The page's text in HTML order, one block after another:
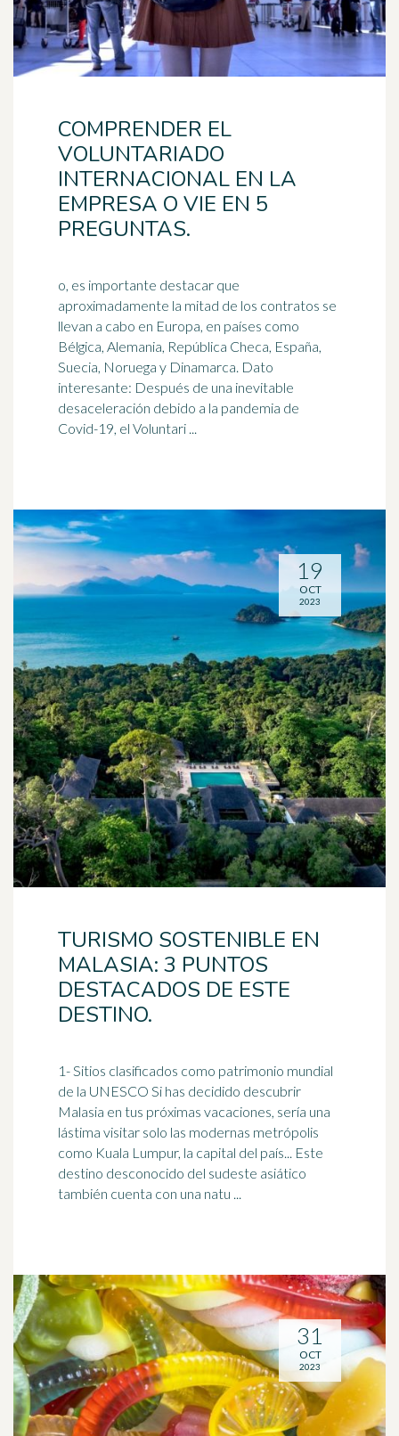
COMPRENDER EL
VOLUNTARIADO
INTERNACIONAL EN LA
EMPRESA O VIE EN 5
PREGUNTAS.
o, es importante destacar que
aproximadamente la mitad de los contratos se
llevan a cabo en Europa, en países como
Bélgica, Alemania, República Checa, España,
Suecia, Noruega y Dinamarca. Dato
interesante: Después de una inevitable
desaceleración debido a la pandemia de
Covid-19, el Voluntari ...
TURISMO SOSTENIBLE EN
MALASIA: 3 PUNTOS
DESTACADOS DE ESTE
DESTINO.
1- Sitios clasificados como patrimonio mundial
de la UNESCO Si has decidido descubrir
Malasia en tus próximas vacaciones, sería una
lástima visitar solo las modernas metrópolis
como Kuala Lumpur, la capital del país... Este
destino desconocido del sudeste asiático
también cuenta con una natu ...
19
OCT
2023
31
OCT
2023